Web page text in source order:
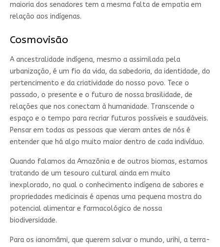
maioria dos senadores tem a mesma falta de empatia em
relação aos indígenas.
Cosmovisão
A ancestralidade indígena, mesmo a assimilada pela
urbanização, é um fio da vida, da sabedoria, da identidade, do
pertencimento e da criatividade do nosso povo. Tece o
passado, o presente e o futuro de nossa brasilidade, de
relações que nos conectam à humanidade. Transcende o
espaço e o tempo para recriar futuros possíveis e saudáveis.
Pensar em todas as pessoas que vieram antes de nós é
entender que há algo muito maior dentro de cada indivíduo.
Quando falamos da Amazônia e de outros biomas, estamos
tratando de um tesouro cultural ainda em muito
inexplorado, no qual o conhecimento indígena de sabores e
propriedades medicinais é apenas uma pequena mostra do
potencial alimentar e farmacológico de nossa
biodiversidade.
Para os ianomâmi, que querem salvar o mundo, urihi, a terra-